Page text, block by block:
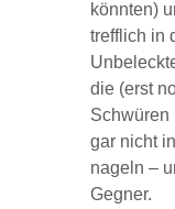
könnten)
trefflich in
die (erst
Schwüren
gar nicht
nageln –
Gegner.